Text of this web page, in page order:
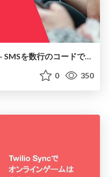
はじめてのTwilioシリーズ - SMSを数行のコードで送信！/ Twilio Programmable Messaging 101 HandsOn
0 350